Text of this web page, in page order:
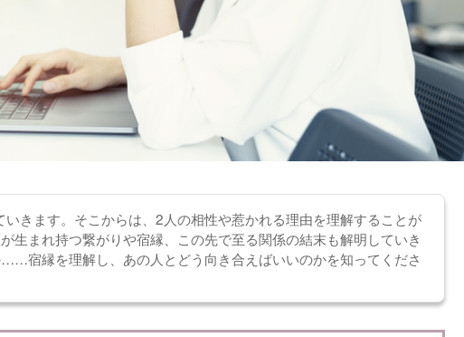
きます。そこからは、2人の相性や惹かれる理由を理解することが
生まれ持つ繋がりや宿縁、この先で至る関係の結末も解明していき
宿縁を理解し、あの人とどう向き合えばいいのかを知ってくださ